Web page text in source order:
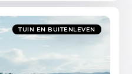
TUIN EN BUITENLEVEN